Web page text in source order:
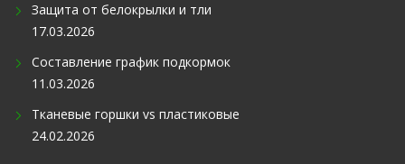
Защита от белокрылки и тли
17.03.2026
Составление график подкормок
11.03.2026
Тканевые горшки vs пластиковые
24.02.2026